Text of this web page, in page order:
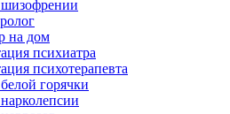
на дом
психиатра
психотерапевта
горячки